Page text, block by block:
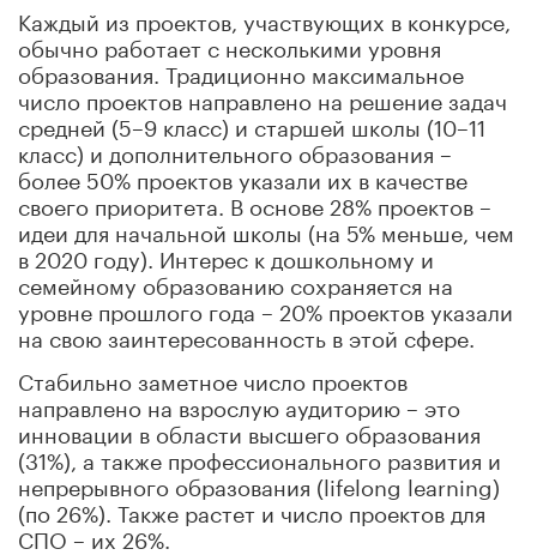
Каждый из проектов, участвующих в конкурсе,
обычно работает с несколькими уровня
образования. Традиционно максимальное
число проектов направлено на решение задач
средней (5–9 класс) и старшей школы (10–11
класс) и дополнительного образования –
более 50% проектов указали их в качестве
своего приоритета. В основе 28% проектов –
идеи для начальной школы (на 5% меньше, чем
в 2020 году). Интерес к дошкольному и
семейному образованию сохраняется на
уровне прошлого года – 20% проектов указали
на свою заинтересованность в этой сфере.
Стабильно заметное число проектов
направлено на взрослую аудиторию – это
инновации в области высшего образования
(31%), а также профессионального развития и
непрерывного образования (lifelong learning)
(по 26%). Также растет и число проектов для
СПО – их 26%.